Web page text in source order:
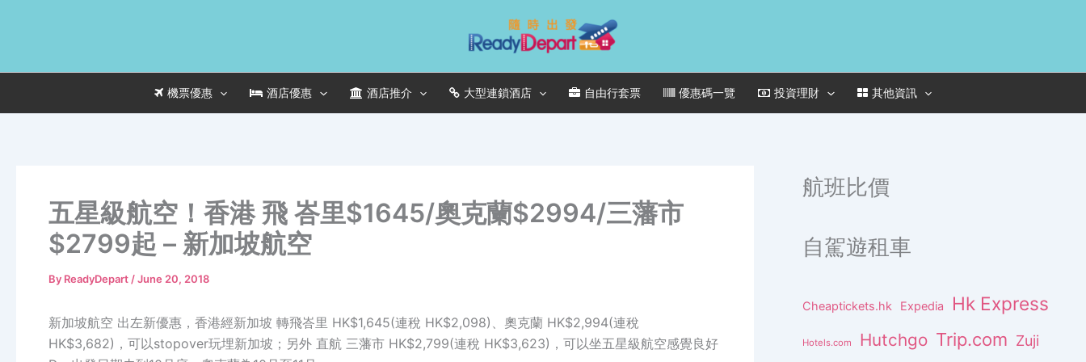
機票優惠 酒店優惠 酒店推介 大型連鎖酒店 自由行套票 優惠碼一覽 投資理財 其他資訊
五星級航空！香港 飛 峇里$1645/奧克蘭$2994/三藩市
$2799起 – 新加坡航空
By ReadyDepart /June 20, 2018
新加坡航空 出左新優惠，香港經新加坡 轉飛峇里 HK$1,645(連稅 HK$2,098)、奧克蘭 HK$2,994(連稅
HK$3,682)，可以stopover玩埋新加坡；另外 直航 三藩市 HK$2,799(連稅 HK$3,623)，可以坐五星級航空感覺良好
航班比價
自駕遊租車
Cheaptickets.hk Expedia Hk Express
Hotels.com Hutchgo Trip.com Zuji